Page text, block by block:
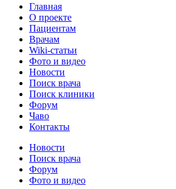
Главная
О проекте
Пациентам
Врачам
Wiki-статьи
Фото и видео
Новости
Поиск врача
Поиск клиники
Форум
Чаво
Контакты
Новости
Поиск врача
Форум
Фото и видео